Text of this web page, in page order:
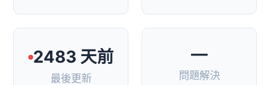
2483 天前
最後更新
—
問題解決